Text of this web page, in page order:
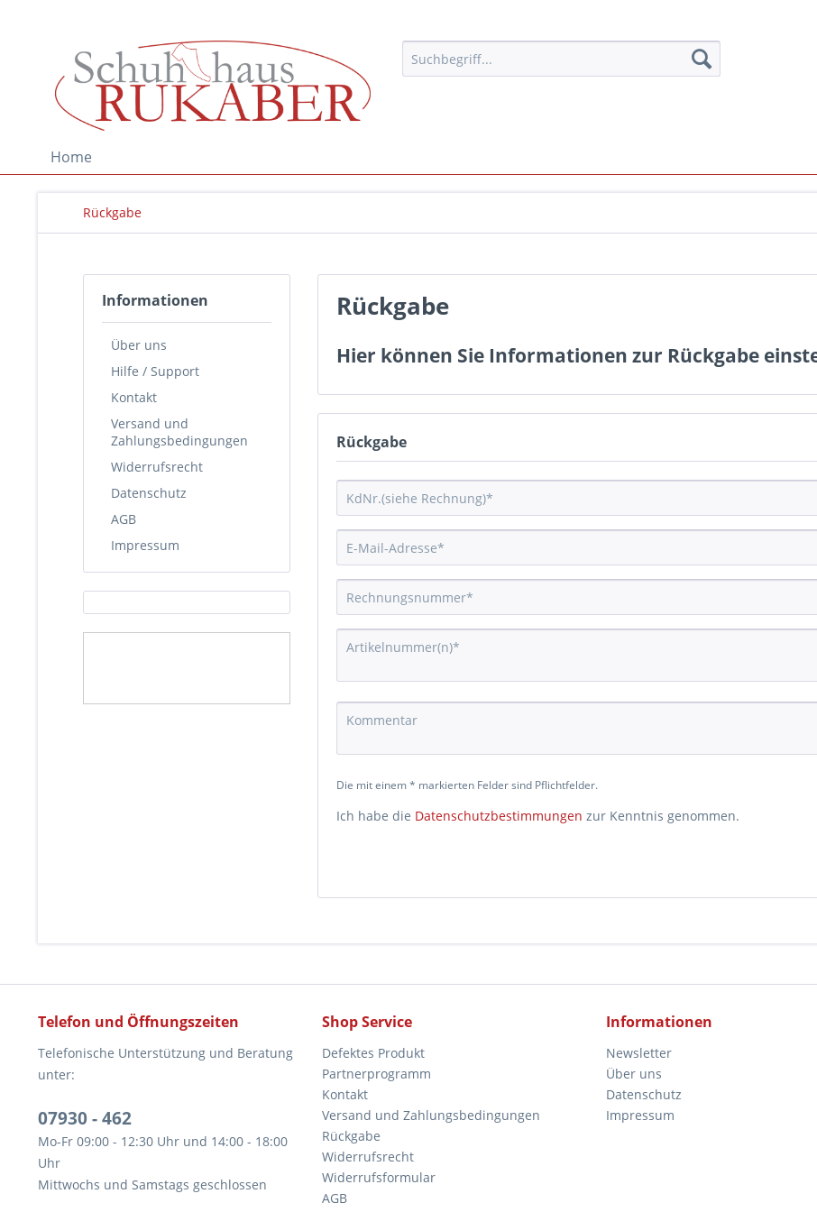
Home
Rückgabe
Informationen
Über uns
Hilfe / Support
Kontakt
Versand und
Zahlungsbedingungen
Widerrufsrecht
Datenschutz
AGB
Impressum
Rückgabe
Hier können Sie Informationen zur Rückgabe
Rückgabe
Die mit einem * markierten Felder sind Pflichtfelder.
Ich habe die Datenschutzbestimmungen zur Kenntnis genommen.
Telefon und Öffnungszeiten
Telefonische Unterstützung und Beratung
unter:
07930 - 462
Mo-Fr 09:00 - 12:30 Uhr und 14:00 - 18:00
Uhr
Mittwochs und Samstags geschlossen
Shop Service
Defektes Produkt
Partnerprogramm
Kontakt
Versand und Zahlungsbedingungen
Rückgabe
Widerrufsrecht
Widerrufsformular
AGB
Informationen
Newsletter
Über uns
Datenschutz
Impressum